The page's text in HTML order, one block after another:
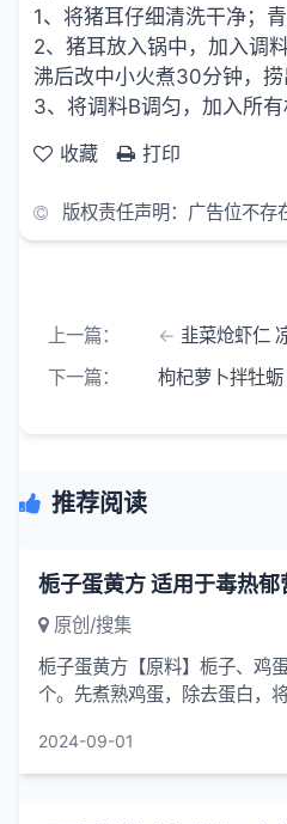
1、将猪耳仔细清洗干净；
2、猪耳放入锅中，加入调
沸后改中小火煮30分钟，捞
3、将调料B调匀，加入所有
收藏
打印
版权责任声明：广告位不存
上一篇：
韭菜炝虾仁
下一篇：
枸杞萝卜拌牡
推荐阅读
原创/搜集
栀子蛋黄方【原料】栀子、鸡
个。先煮熟鸡蛋，除去蛋白，
2024-09-01